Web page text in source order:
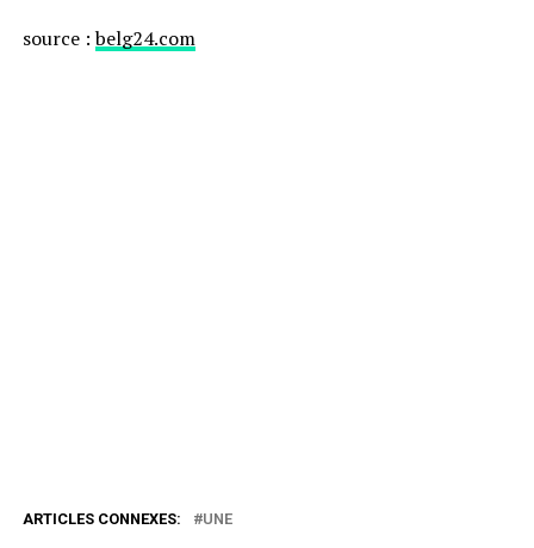
source :belg24.com
ARTICLES CONNEXES: UNE